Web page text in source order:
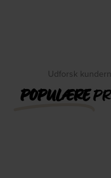
Udforsk
POPULÆRE